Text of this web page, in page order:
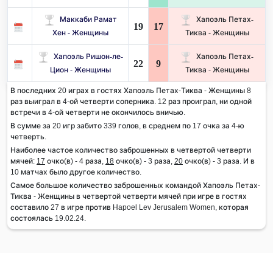
Маккаби Рамат
Хен - Женщины
19 17
Хапоэль Петах-
Тиква - Женщины
Хапоэль Ришон-ле-
Цион - Женщины
22 9
Хапоэль Петах-
Тиква - Женщины
В последних 20 играх в гостях Хапоэль Петах-Тиква - Женщины 8
раз выиграл в 4-ой четверти соперника. 12 раз проиграл, ни одной
встречи в 4-ой четверти не окончилось вничью.
В сумме за 20 игр забито 339 голов, в среднем по 17 очка за 4-ю
четверть.
Наиболее частое количество заброшенных в четвертой четверти
мячей: 17 очко(в) - 4 раза, 18 очко(в) - 3 раза, 20 очко(в) - 3 раза. И в
10 матчах было другое количество.
Самое большое количество заброшенных командой Хапоэль Петах-
Тиква - Женщины в четвертой четверти мячей при игре в гостях
составило 27 в игре против Hapoel Lev Jerusalem Women, которая
состоялась 19.02.24.